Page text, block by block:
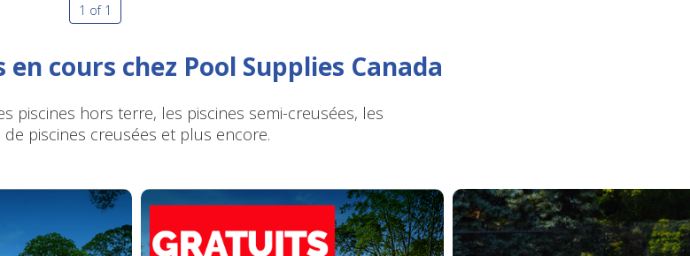
1 of 1
cours chez Pool Supplies Canada
piscines hors terre, les piscines semi-creusées, les
piscines creusées et plus encore.